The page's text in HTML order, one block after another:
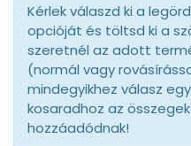
Kérlek válaszd ki a
opcióját és töltsd ki a
szeretnél az adott
(normál vagy
mindegyikhez válasz
kosaradhoz az
hozzáadódnak!